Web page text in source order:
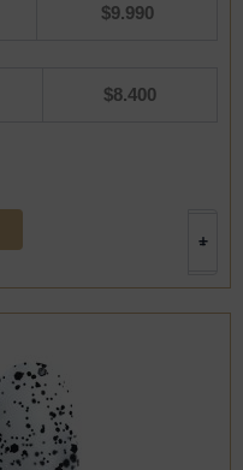
$9.990
$8.400
-
+